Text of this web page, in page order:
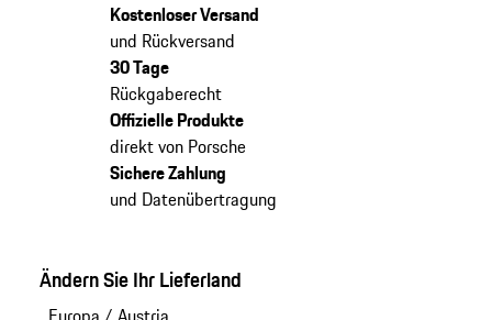
Kostenloser Versand
und Rückversand
30 Tage
Rückgaberecht
Offizielle Produkte
direkt von Porsche
Sichere Zahlung
und Datenübertragung
Ändern Sie Ihr Lieferland